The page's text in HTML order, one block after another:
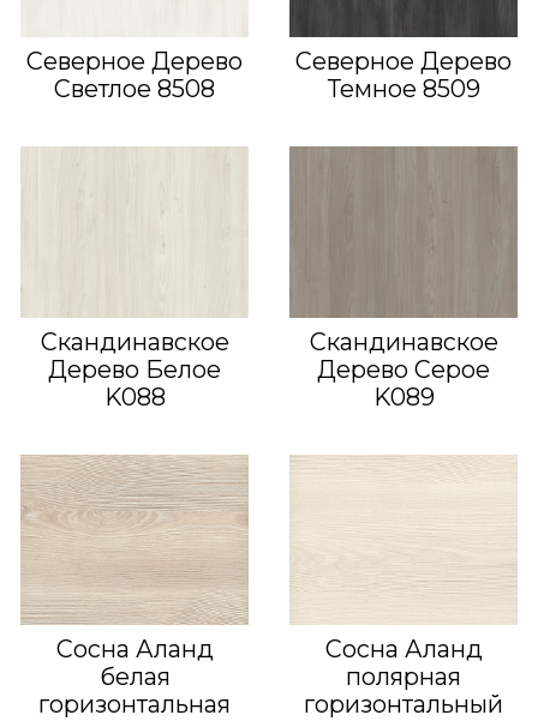
Северное Дерево
Светлое 8508
Северное Дерево
Темное 8509
Скандинавское
Дерево Белое
K088
Скандинавское
Дерево Серое
K089
Сосна Аланд
белая
горизонтальная
Сосна Аланд
полярная
горизонтальный